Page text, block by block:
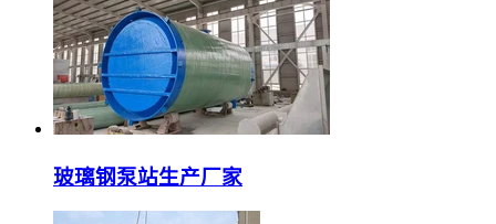
玻璃钢泵站生产厂家